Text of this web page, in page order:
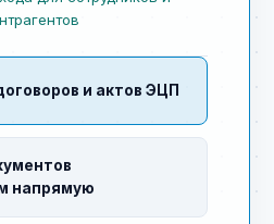
и актов ЭЦП
напрямую